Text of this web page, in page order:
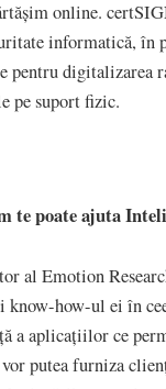
online.
informatică, în
pentru digitalizarea
pe suport fizic.
te poate ajuta
al Emotion
know-how-ul ei în
a aplicațiilor ce
putea furniza